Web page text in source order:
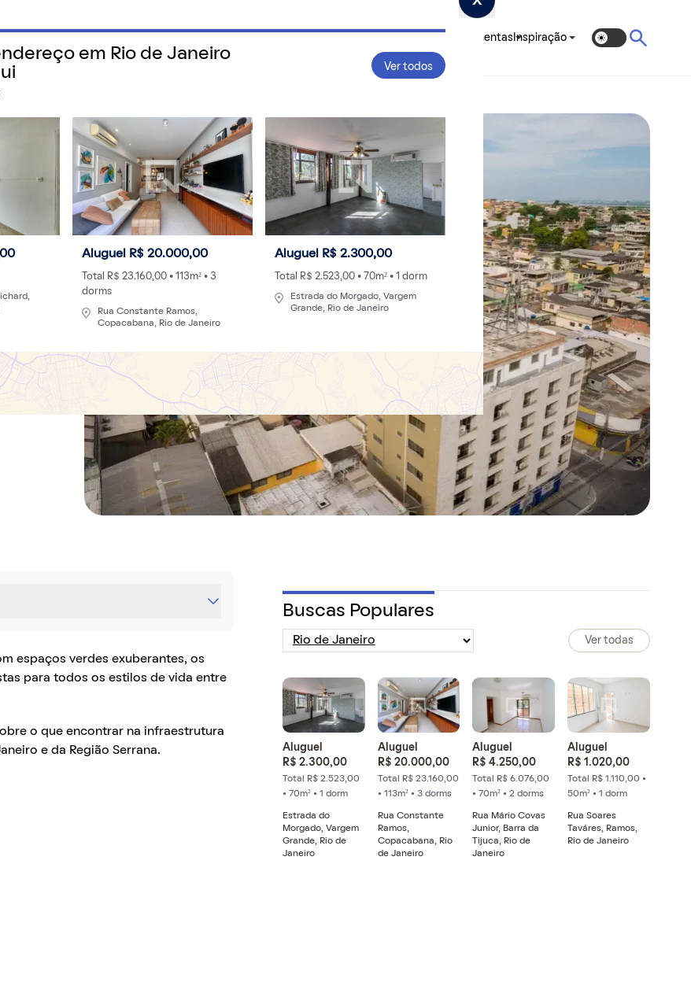
saber sobre o jeito mais fácil de alugar e morar.
Ferramentas Inspiração
região
espaços verdes exuberantes, os
para todos os estilos de vida entre
o que encontrar na infraestrutura
e da Região Serrana.
Buscas Populares
Ver todas
Aluguel
R$ 2.300,00
Total R$ 2.523,00
• 70m² • 1 dorm
Estrada do
Morgado, Vargem
Grande, Rio de
Janeiro
Aluguel
R$ 20.000,00
Total R$ 23.160,00
• 113m² • 3 dorms
Rua Constante
Ramos,
Copacabana, Rio
de Janeiro
Aluguel
R$ 4.250,00
Total R$ 6.076,00
• 70m² • 2 dorms
Rua Mário Covas
Junior, Barra da
Tijuca, Rio de
Janeiro
Aluguel
R$ 1.020,00
Total R$ 1.110,00 •
50m² • 1 dorm
Rua Soares
Taváres, Ramos,
Rio de Janeiro
em Rio de Janeiro
Ver todos
Aluguel R$ 20.000,00
Total R$ 23.160,00 • 113m² • 3
dorms
Rua Constante Ramos,
Copacabana, Rio de Janeiro
Aluguel R$ 2.300,00
Total R$ 2.523,00 • 70m² • 1 dorm
Estrada do Morgado, Vargem
Grande, Rio de Janeiro